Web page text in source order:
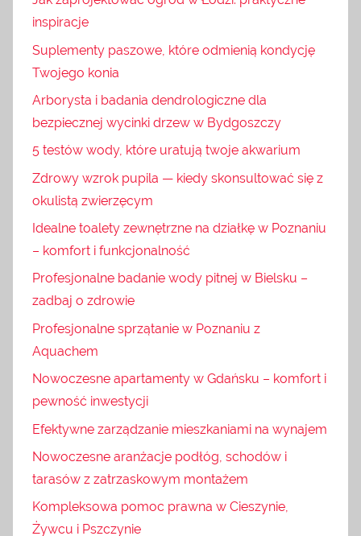
inspiracje
Suplementy paszowe, które odmienią kondycję
Twojego konia
Arborysta i badania dendrologiczne dla
bezpiecznej wycinki drzew w Bydgoszczy
5 testów wody, które uratują twoje akwarium
Zdrowy wzrok pupila — kiedy skonsultować się z
okulistą zwierzęcym
Idealne toalety zewnętrzne na działkę w Poznaniu
– komfort i funkcjonalność
Profesjonalne badanie wody pitnej w Bielsku –
zadbaj o zdrowie
Profesjonalne sprzątanie w Poznaniu z
Aquachem
Nowoczesne apartamenty w Gdańsku – komfort i
pewność inwestycji
Efektywne zarządzanie mieszkaniami na wynajem
Nowoczesne aranżacje podłóg, schodów i
tarasów z zatrzaskowym montażem
Kompleksowa pomoc prawna w Cieszynie,
Żywcu i Pszczynie